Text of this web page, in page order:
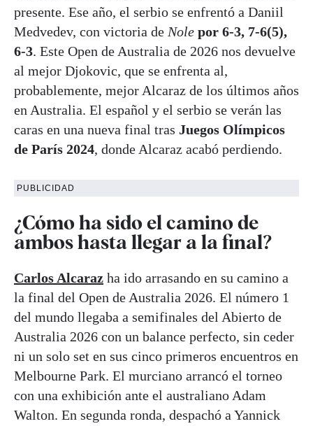
presente. Ese año, el serbio se enfrentó a Daniil
Medvedev, con victoria de Nole por 6‑3, 7‑6(5),
6‑3. Este Open de Australia de 2026 nos devuelve
al mejor Djokovic, que se enfrenta al,
probablemente, mejor Alcaraz de los últimos años
en Australia. El español y el serbio se verán las
caras en una nueva final tras Juegos Olímpicos
de París 2024, donde Alcaraz acabó perdiendo.
PUBLICIDAD
¿Cómo ha sido el camino de
ambos hasta llegar a la final?
Carlos Alcaraz ha ido arrasando en su camino a
la final del Open de Australia 2026. El número 1
del mundo llegaba a semifinales del Abierto de
Australia 2026 con un balance perfecto, sin ceder
ni un solo set en sus cinco primeros encuentros en
Melbourne Park. El murciano arrancó el torneo
con una exhibición ante el australiano Adam
Walton. En segunda ronda, despachó a Yannick